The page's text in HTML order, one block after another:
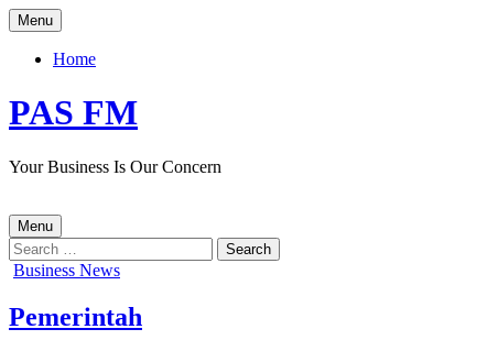
Skip
to
content
Menu
Home
PAS FM
Your Business Is Our Concern
Menu
Search
for:
Posted
Business News
Pemerintah